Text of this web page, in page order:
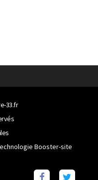
33.fr
Booster-site